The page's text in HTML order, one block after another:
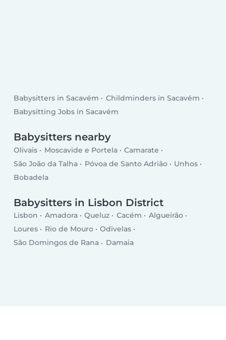
Babysitters in Sacavém
Childminders in Sacavém
Babysitting Jobs in Sacavém
Babysitters nearby
Olivais Moscavide e Portela
Camarate
São João da Talha
Póvoa de Santo Adrião
Unhos
Bobadela
Babysitters in Lisbon District
Lisbon Amadora Queluz Cacém
Algueirão
Loures
Rio de Mouro
Odivelas
São Domingos de Rana
Damaia